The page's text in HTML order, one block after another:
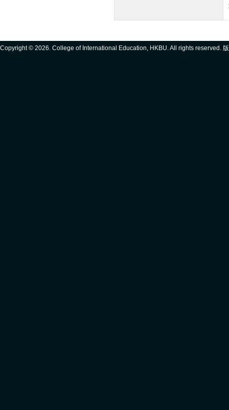
Copyright © 2026. College of International Education, HKBU. All rights reserved.